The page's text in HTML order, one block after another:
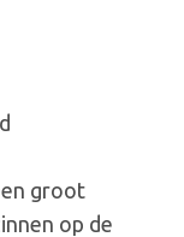
Vita
va
groot
op de